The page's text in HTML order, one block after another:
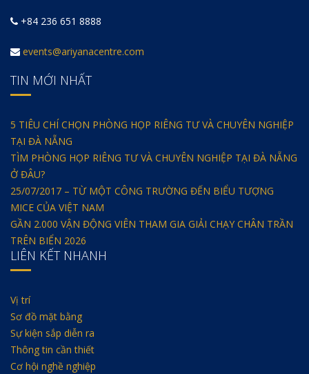
+84 236 651 8888
events@ariyanacentre.com
TIN MỚI NHẤT
5 TIÊU CHÍ CHỌN PHÒNG HỌP RIÊNG TƯ VÀ CHUYÊN NGHIỆP
TẠI ĐÀ NẴNG
TÌM PHÒNG HỌP RIÊNG TƯ VÀ CHUYÊN NGHIỆP TẠI ĐÀ NẴNG
Ở ĐÂU?
25/07/2017 – TỪ MỘT CÔNG TRƯỜNG ĐẾN BIỂU TƯỢNG
MICE CỦA VIỆT NAM
GẦN 2.000 VẬN ĐỘNG VIÊN THAM GIA GIẢI CHẠY CHÂN TRẦN
TRÊN BIỂN 2026
LIÊN KẾT NHANH
Vị trí
Sơ đồ mặt bằng
Sự kiện sắp diễn ra
Thông tin cần thiết
Cơ hội nghề nghiệp